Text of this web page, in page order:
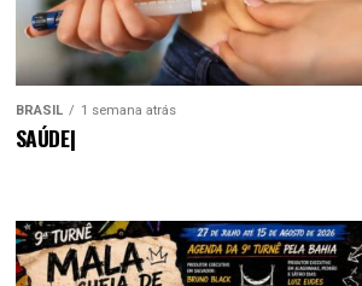
BRASIL 1 semana atrás
SAÚDE|